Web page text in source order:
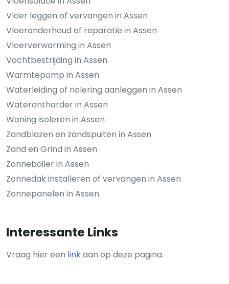
Vloer leggen of vervangen in Assen
Vloeronderhoud of reparatie in Assen
Vloerverwarming in Assen
Vochtbestrijding in Assen
Warmtepomp in Assen
Waterleiding of riolering aanleggen in Assen
Waterontharder in Assen
Woning isoleren in Assen
Zandblazen en zandspuiten in Assen
Zand en Grind in Assen
Zonneboiler in Assen
Zonnedak installeren of vervangen in Assen
Zonnepanelen in Assen
Interessante Links
Vraag hier een linkaan op deze pagina.